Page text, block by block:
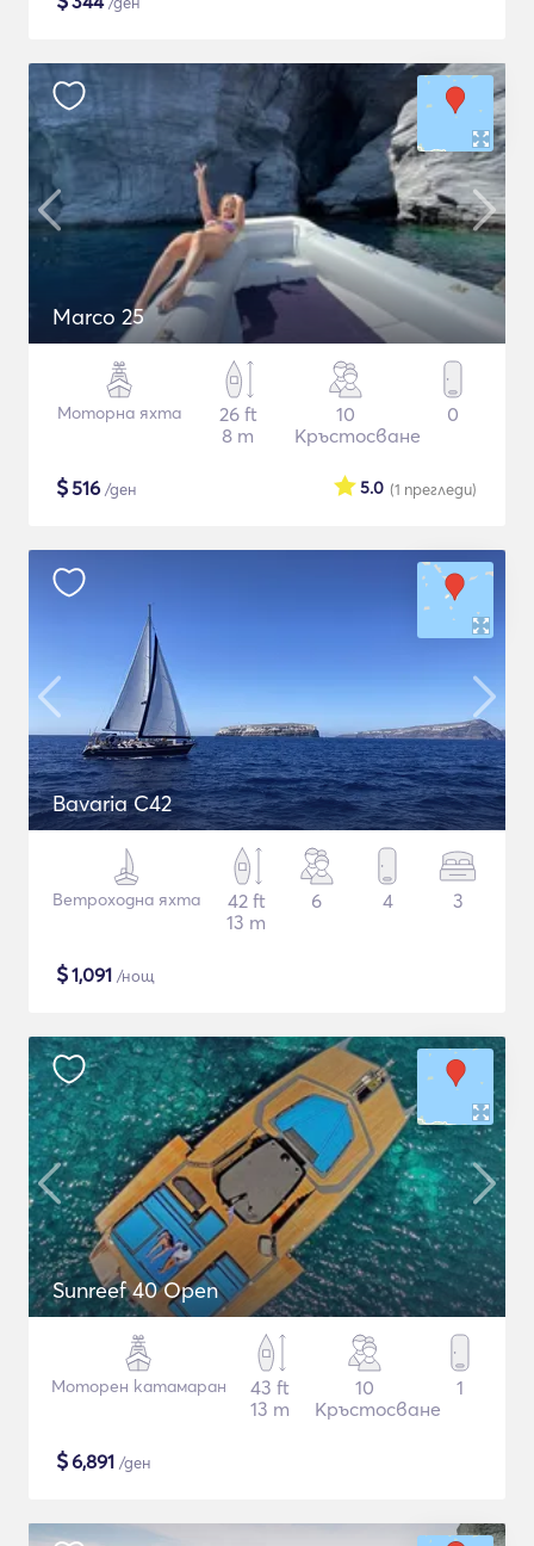
Marco 25
Моторна яхта
26 ft
8 m
10
Кръстосване
0
$516 /ден (1 прегледи)
5.0
Bavaria C42
Ветроходна яхта
42 ft
13 m
6 4 3
$1,091 /нощ
Sunreef 40 Open
Моторен катамаран
43 ft
13 m
10
Кръстосване
1
$6,891 /ден